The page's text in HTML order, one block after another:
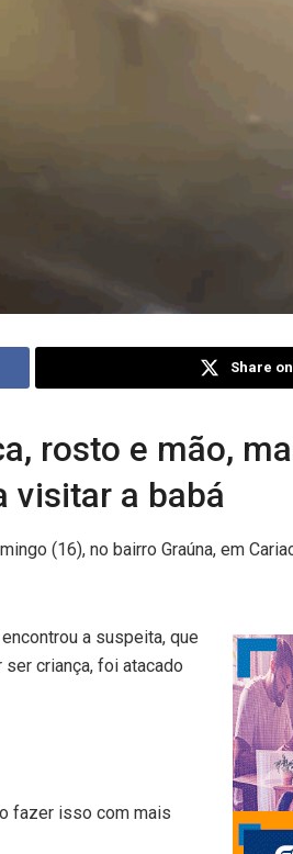
Share
rosto e mão,
visitar a babá
(16), no bairro Graúna, em
a suspeita, que
criança, foi atacado
fazer isso com mais